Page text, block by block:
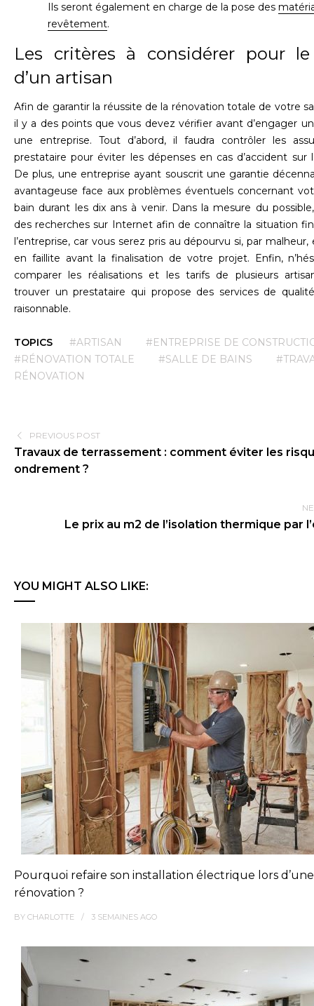
Ils seront également en charge de la pose des
revêtement.
Les critères à considérer pour
d’un artisan
Afin de garantir la réussite de la rénovation totale de votre
il y a des points que vous devez vérifier avant d’engager
une entreprise. Tout d’abord, il faudra contrôler les
prestataire pour éviter les dépenses en cas d’accident sur
De plus, une entreprise ayant souscrit une garantie
avantageuse face aux problèmes éventuels concernant
bain durant les dix ans à venir. Dans la mesure du
des recherches sur Internet afin de connaître la situation
l’entreprise, car vous serez pris au dépourvu si, par
en faillite avant la finalisation de votre projet. Enfin,
comparer les réalisations et les tarifs de plusieurs
trouver un prestataire qui propose des services de
raisonnable.
TOPICS #ARTISAN
#ENTREPRISE DE
#RÉNOVATION TOTALE
#SALLE DE BAINS
RÉNOVATION
PREVIOUS POST
Travaux de terrassement : comment éviter les
ondrement ?
Le prix au m2 de l’isolation thermique par
YOU MIGHT ALSO LIKE:
Pourquoi refaire son installation électrique lors d’une
rénovation ?
BY CHARLOTTE 3 SEMAINES AGO